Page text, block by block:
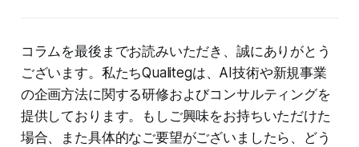
コラムを最後までお読みいただき、誠にありがとう
ございます。私たちQualitegは、AI技術や新規事業
の企画方法に関する研修およびコンサルティングを
提供しております。もしご興味をお持ちいただけた
場合、また具体的なご要望がございましたら、どう